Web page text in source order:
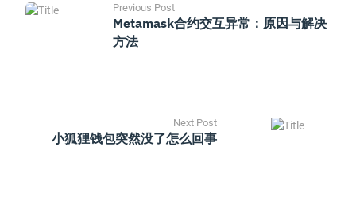
Previous Post
Metamask合约交互异常：原因与解决
方法
Next Post
小狐狸钱包突然没了怎么回事